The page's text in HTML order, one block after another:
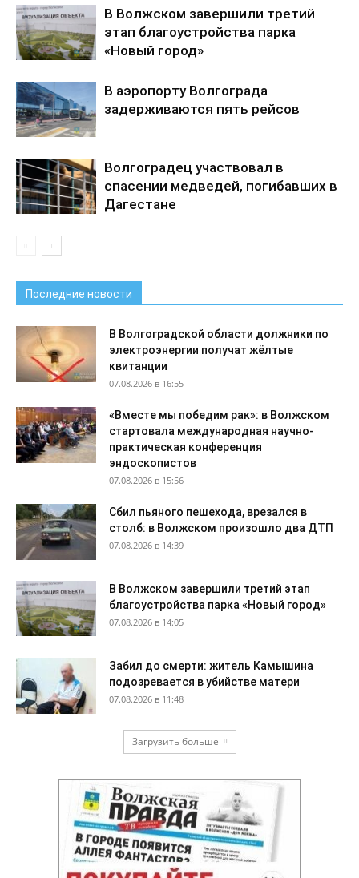
В Волжском завершили третий
этап благоустройства парка
«Новый город»
В аэропорту Волгограда
задерживаются пять рейсов
Волгоградец участвовал в
спасении медведей, погибавших в
Дагестане
Последние новости
В Волгоградской области должники по
электроэнергии получат жёлтые
квитанции
07.08.2026 в 16:55
«Вместе мы победим рак»: в Волжском
стартовала международная научно-
практическая конференция
эндоскопистов
07.08.2026 в 15:56
Сбил пьяного пешехода, врезался в
столб: в Волжском произошло два ДТП
07.08.2026 в 14:39
В Волжском завершили третий этап
благоустройства парка «Новый город»
07.08.2026 в 14:05
Забил до смерти: житель Камышина
подозревается в убийстве матери
07.08.2026 в 11:48
Загрузить больше